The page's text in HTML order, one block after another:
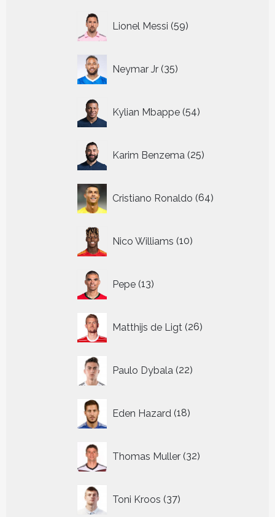
Lionel Messi 59
producten
Neymar Jr 35
producten
Kylian Mbappe 54
producten
Karim Benzema 25
producten
Cristiano Ronaldo 64
producten
Nico Williams 10
producten
Pepe 13
producten
Matthijs de Ligt 26
producten
Paulo Dybala 22
producten
Eden Hazard 18
producten
Thomas Muller 32
producten
Toni Kroos 37
producten